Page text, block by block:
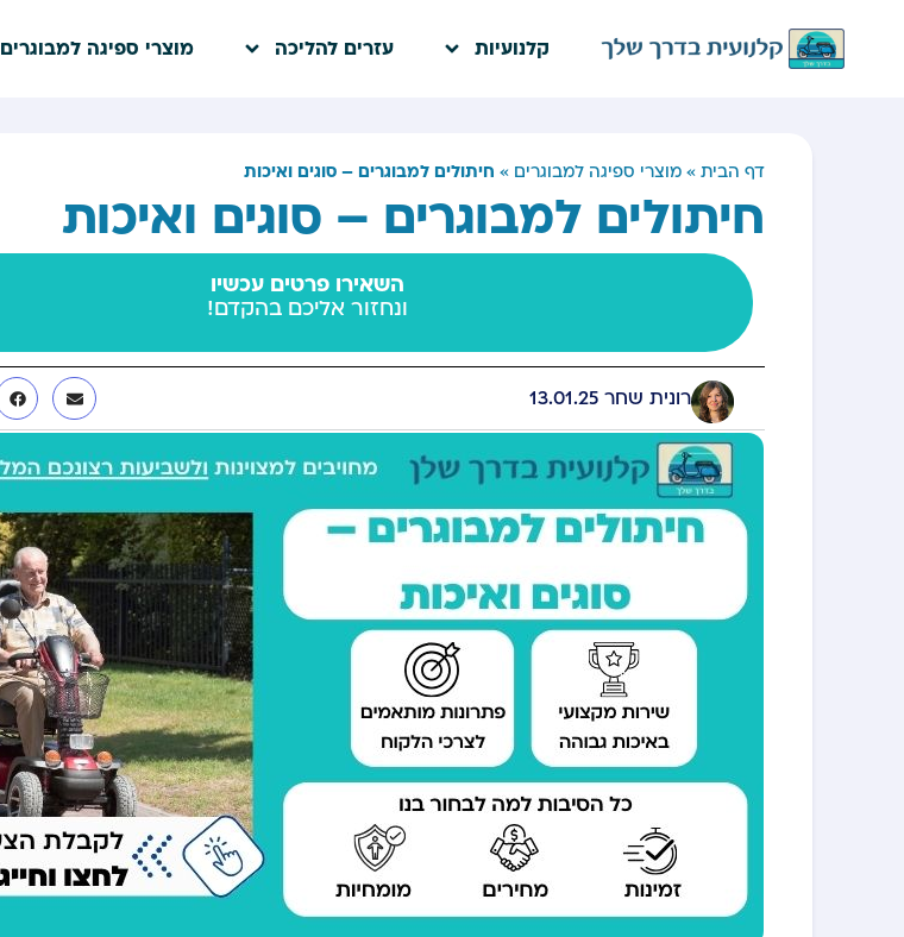
קלנועיות עזרים להליכה מוצרי ספיגה למבוגרים
דף הבית » מוצרי ספיגה למבוגרים » חיתולים למבוגרים – סוגים ואיכות
חיתולים למבוגרים – סוגים ואיכות
השאירו פרטים עכשיו
ונחזור אליכם בהקדם!
רונית שחר 13.01.25